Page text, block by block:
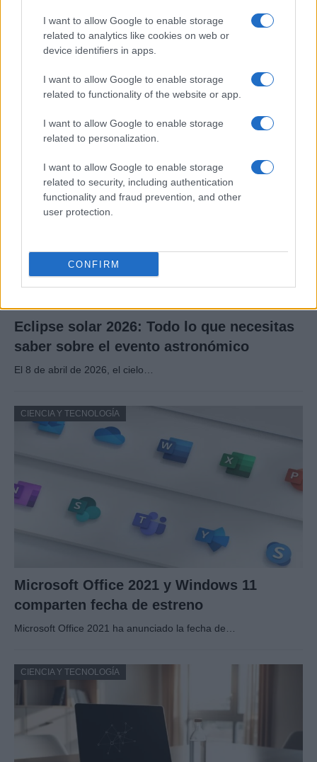
I want to allow Google to enable storage
related to analytics like cookies on web or
device identifiers in apps.
I want to allow Google to enable storage
related to functionality of the website or app.
I want to allow Google to enable storage
related to personalization.
I want to allow Google to enable storage
related to security, including authentication
functionality and fraud prevention, and other
user protection.
CONFIRM
sobre Juri, la nueva guerrera
Eclipse solar 2026: Todo lo que necesitas
saber sobre el evento astronómico
El 8 de abril de 2026, el cielo…
CIENCIA Y TECNOLOGÍA
Microsoft Office 2021 y Windows 11
comparten fecha de estreno
Microsoft Office 2021 ha anunciado la fecha de…
CIENCIA Y TECNOLOGÍA